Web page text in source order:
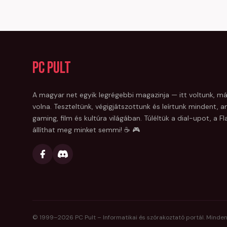
PC Pult
A magyar net egyik legrégebbi magazinja — itt voltunk,
volna. Teszteltünk, végigjátszottunk és leírtunk mindent,
gaming, film és kultúra világában. Túléltük a dial-upot, a
állíthat meg minket semmi! ☕ 🎮
© 1999–2026 PC Pult – Informatikai és szórakoztató portál.